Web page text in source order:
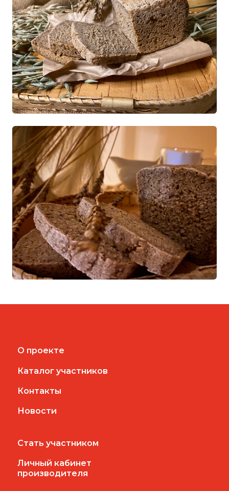
О проекте
Каталог участников
Контакты
Новости
Стать участником
Личный кабинет
производителя